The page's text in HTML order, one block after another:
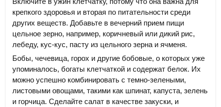
крепкого здоровья и вторая по питательности среди
других веществ. Добавьте в вечерний прием пищи
цельное зерно, например, коричневый или дикий рис,
лебеду, кус-кус, пасту из цельного зерна и ячменя.
Бобы, чечевица, горох и другие бобовые, о которых уже
упоминалось, богаты клетчаткой и содержат белок. Их
можно успешно комбинировать с темно-зелеными,
листовыми овощами, такими как шпинат, капуста, зелень
и горчица. Сделайте салат в качестве закуски, и